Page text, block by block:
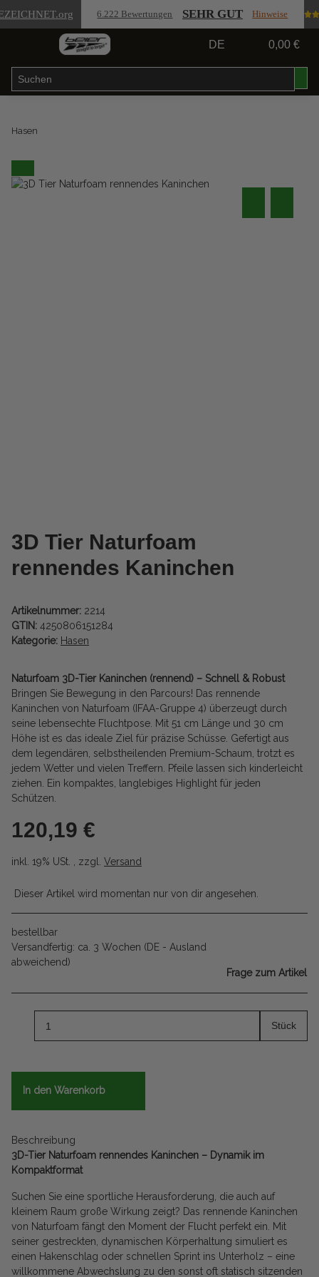
.org 6.222 Bewertungen SEHR GUT Hinweise
DE 0,00 €
Hasen
3D Tier Naturfoam
rennendes Kaninchen
Artikelnummer: 2214
GTIN: 4250806151284
Kategorie: Hasen
Naturfoam 3D-Tier Kaninchen (rennend) – Schnell & Robust
Bringen Sie Bewegung in den Parcours! Das rennende
Kaninchen von Naturfoam (IFAA-Gruppe 4) überzeugt durch
seine lebensechte Fluchtpose. Mit 51 cm Länge und 30 cm
Höhe ist es das ideale Ziel für präzise Schüsse. Gefertigt aus
dem legendären, selbstheilenden Premium-Schaum, trotzt es
jedem Wetter und vielen Treffern. Pfeile lassen sich kinderleicht
ziehen. Ein kompaktes, langlebiges Highlight für jeden
Schützen.
120,19 €
inkl. 19% USt. , zzgl. Versand
Dieser Artikel wird momentan nur von dir angesehen.
bestellbar
Versandfertig: ca. 3 Wochen (DE - Ausland
abweichend)
Frage zum Artikel
Stück
In den Warenkorb
Beschreibung
3D-Tier Naturfoam rennendes Kaninchen – Dynamik im
Kompaktformat
Suchen Sie eine sportliche Herausforderung, die auch auf
kleinem Raum große Wirkung zeigt? Das rennende Kaninchen
von Naturfoam fängt den Moment der Flucht perfekt ein. Mit
seiner gestreckten, dynamischen Körperhaltung simuliert es
einen Hakenschlag oder schnellen Sprint ins Unterholz – eine
willkommene Abwechslung zu den sonst oft statisch sitzenden